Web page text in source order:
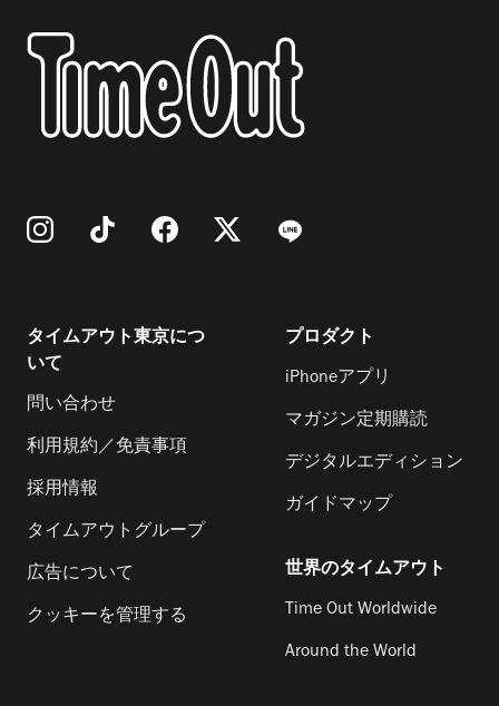
タイムアウト東京につ
いて
問い合わせ
利用規約／免責事項
採用情報
タイムアウトグループ
広告について
クッキーを管理する
プロダクト
iPhoneアプリ
マガジン定期購読
デジタルエディション
ガイドマップ
世界のタイムアウト
Time Out Worldwide
Around the World